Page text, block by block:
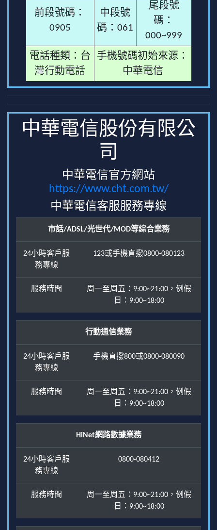
前段號碼：
0905
中段號
碼：061
尾段號
碼：
000~999
電話種類：台
灣行動電話
手機號碼初始來源：
中華電信
中華電信股份有限公
司
中華電信官方網站
https://www.cht.com.tw/
中華電信客服服務專線
市話/ADSL/光世代/MOD等綜合業務
24小時客戶服
務專線
123或手機直撥0800-080123
服務時間
周一至周五：9:00~21:00，例假
日：9:00~18:00
行動通信業務
24小時客戶服
務專線
手機直撥800或0800-080090
服務時間
周一至周五：9:00~21:00，例假
日：9:00~18:00
HiNet網路數據業務
24小時客戶服
務專線
0800-080412
服務時間
周一至周五：9:00~21:00，例假
日：9:00~18:00